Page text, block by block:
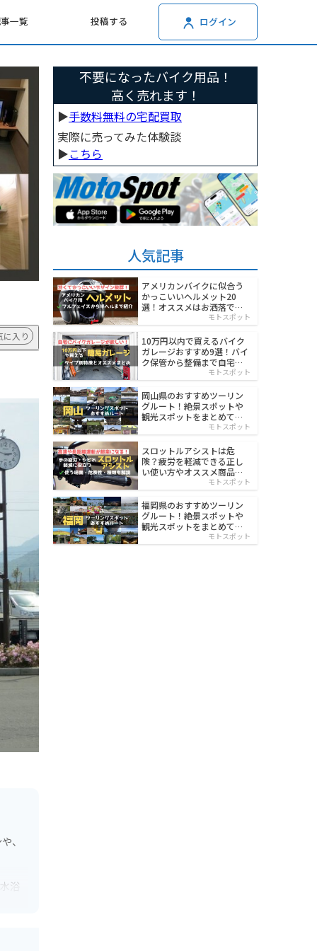
一覧 投稿する ログイン
に入り
、
浴
不要になったバイク用品！
高く売れます！
▶︎手数料無料の宅配買取
実際に売ってみた体験談
▶︎こちら
人気記事
アメリカンバイクに似合う
かっこいいヘルメット20
選！オススメはお洒落でワ
モトスポット
10万円以内で買えるバイク
ガレージおすすめ9選！バイ
ク保管から整備まで自宅で
モトスポット
岡山県のおすすめツーリン
グルート！絶景スポットや
観光スポットをまとめて紹
モトスポット
スロットルアシストは危
険？疲労を軽減できる正し
い使い方やオススメ商品を
モトスポット
福岡県のおすすめツーリン
グルート！絶景スポットや
観光スポットをまとめて紹
モトスポット